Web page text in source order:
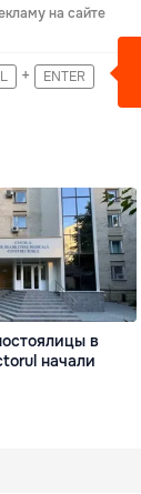
на сайте
+ ENTER
в
начали